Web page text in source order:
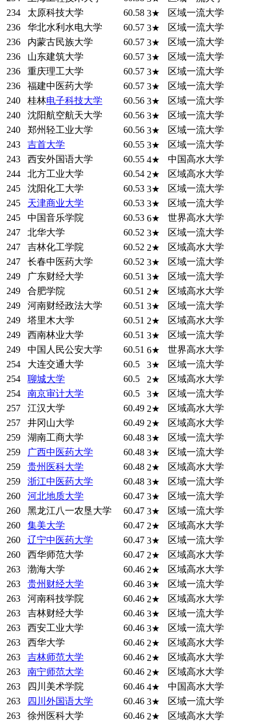
234
太原科技大学 60.58 3★
区域一流大学
236
华北水利水电大学 60.57 3★
区域一流大学
236
内蒙古民族大学 60.57 3★
区域一流大学
236
山东建筑大学 60.57 3★
区域一流大学
236
重庆理工大学 60.57 3★
区域一流大学
236
福建中医药大学 60.57 3★
区域一流大学
240
桂林电子科技大学 60.56 3★
区域一流大学
240
沈阳航空航天大学 60.56 3★
区域一流大学
240
郑州轻工业大学 60.56 3★
区域一流大学
243
吉首大学 60.55 3★
区域一流大学
243
西安外国语大学 60.55 4★
中国高水大学
244
北方工业大学 60.54 2★
区域高水大学
245
沈阳化工大学 60.53 3★
区域一流大学
245
天津商业大学 60.53 3★
区域一流大学
245
中国音乐学院 60.53 6★
世界高水大学
247
北华大学 60.52 3★
区域一流大学
247
吉林化工学院 60.52 2★
区域高水大学
247
长春中医药大学 60.52 3★
区域一流大学
249
广东财经大学 60.51 3★
区域一流大学
249
合肥学院 60.51 2★
区域高水大学
249
河南财经政法大学 60.51 3★
区域一流大学
249
塔里木大学 60.51 2★
区域高水大学
249
西南林业大学 60.51 3★
区域一流大学
249
中国人民公安大学 60.51 6★
世界高水大学
254
大连交通大学 60.5 3★
区域一流大学
254
聊城大学 60.5 2★
区域高水大学
254
南京审计大学 60.5 3★
区域一流大学
257
江汉大学 60.49 2★
区域高水大学
257
井冈山大学 60.49 2★
区域高水大学
259
湖南工商大学 60.48 3★
区域一流大学
259
广西中医药大学 60.48 3★
区域一流大学
259
贵州医科大学 60.48 2★
区域高水大学
259
浙江中医药大学 60.48 3★
区域一流大学
260
河北地质大学 60.47 3★
区域一流大学
260
黑龙江八一农垦大学 60.47 3★
区域一流大学
260
集美大学 60.47 2★
区域高水大学
260
辽宁中医药大学 60.47 3★
区域一流大学
260
西华师范大学 60.47 2★
区域高水大学
263
渤海大学 60.46 2★
区域高水大学
263
贵州财经大学 60.46 3★
区域一流大学
263
河南科技学院 60.46 2★
区域高水大学
263
吉林财经大学 60.46 3★
区域一流大学
263
西安工业大学 60.46 3★
区域一流大学
263
西华大学 60.46 2★
区域高水大学
263
吉林师范大学 60.46 2★
区域高水大学
263
南宁师范大学 60.46 2★
区域高水大学
263
四川美术学院 60.46 4★
中国高水大学
263
四川外国语大学 60.46 3★
区域一流大学
263
徐州医科大学 60.46 2★
区域高水大学